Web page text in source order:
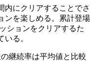
内にクリアすることでさ
ンを楽しめる。累計登場
ションをクリアするた
る。
継続率は平均値と比較